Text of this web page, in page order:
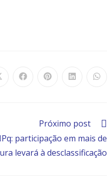
Próximo post
participação em mais de
levará à desclassificação